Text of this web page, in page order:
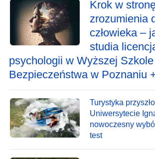
Krok w
zrozumienia
człowieka –
studia
psychologii w Wyższej Szkole
Bezpieczeństwa w Poznaniu
Turystyka
Uniwersytecie
nowoczesny
test